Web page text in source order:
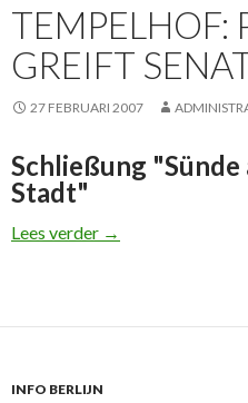
TEMPELHOF:
GREIFT
27 FEBRUARI 2007
Schließung
Stadt"
Lees verder Tempelhof:
→
INFO BERLIJN